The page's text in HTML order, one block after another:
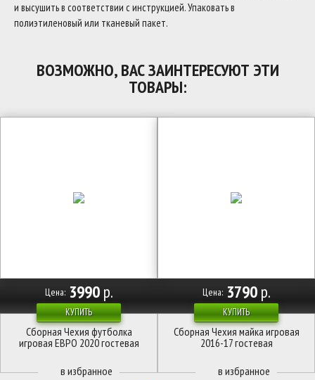
и высушить в соответствии с инструкцией. Упаковать в
полиэтиленовый или тканевый пакет.
ВОЗМОЖНО, ВАС ЗАИНТЕРЕСУЮТ ЭТИ
ТОВАРЫ:
КУПИТЬ
Цена: 3990р.
Сборная Чехия футболка
игровая ЕВРО 2020 гостевая
КУПИТЬ
Цена: 3790р.
Сборная Чехия майка игровая
2016-17 гостевая